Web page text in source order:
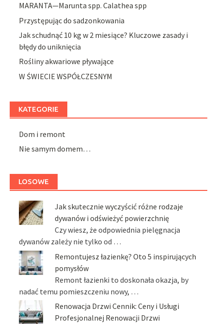
MARANTA—Marunta spp. Calathea spp
Przystępując do sadzonkowania
Jak schudnąć 10 kg w 2 miesiące? Kluczowe zasady i
błędy do uniknięcia
Rośliny akwariowe pływające
W ŚWIECIE WSPÓŁCZESNYM
KATEGORIE
Dom i remont
Nie samym domem…
LOSOWE
Jak skutecznie wyczyścić różne rodzaje
dywanów i odświeżyć powierzchnię
Czy wiesz, że odpowiednia pielęgnacja
dywanów zależy nie tylko od …
Remontujesz łazienkę? Oto 5 inspirujących
pomysłów
Remont łazienki to doskonała okazja, by
nadać temu pomieszczeniu nowy, …
Renowacja Drzwi Cennik: Ceny i Usługi
Profesjonalnej Renowacji Drzwi